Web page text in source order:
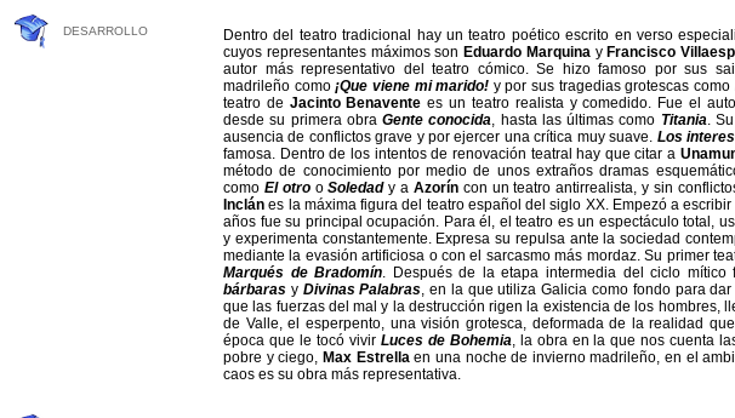
DESARROLLO
Dentro del teatro tradicional hay un teatro poético escrito en verso
cuyos representantes máximos son Eduardo Marquinay Francisco
autor más representativo del teatro cómico. Se hizo famoso por sus
madrileño como¡Que viene mi marido! y por sus tragedias grotescas como
teatro de Jacinto Benavente es un teatro realista y comedido. Fue el
desde su primera obra Gente conocida, hasta las últimas como Titania.
ausencia de conflictos grave y por ejercer una crítica muy suave. Los
famosa. Dentro de los intentos de renovación teatral hay que citar a
método de conocimiento por medio de unos extraños dramas
como El otrooSoledady a Azoríncon un teatro antirrealista, y sin
Inclánes la máxima figura del teatro español del siglo XX. Empezó a
años fue su principal ocupación. Para él, el teatro es un espectáculo total,
y experimenta constantemente. Expresa su repulsa ante la sociedad
mediante la evasión artificiosa o con el sarcasmo más mordaz. Su primer
Marqués de Bradomín. Después de la etapa intermedia del ciclo mítico
bárbaras y Divinas Palabras, en la que utiliza Galicia como fondo para
que las fuerzas del mal y la destrucción rigen la existencia de los hombres,
de Valle, el esperpento, una visión grotesca, deformada de la realidad
época que le tocó vivir Luces de Bohemia, la obra en la que nos cuenta
pobre y ciego, Max Estrellaen una noche de invierno madrileño, en el
caos es su obra más representativa.